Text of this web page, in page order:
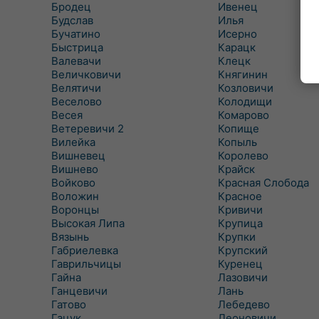
Бродец
Будслав
Бучатино
Быстрица
Валевачи
Величковичи
Велятичи
Веселово
Весея
Ветеревичи 2
Вилейка
Вишневец
Вишнево
Войково
Воложин
Воронцы
Высокая Липа
Вязынь
Габриелевка
Гаврильчицы
Гайна
Ганцевичи
Гатово
Ивенец
Илья
Исерно
Карацк
Клецк
Княгинин
Козловичи
Колодищи
Комарово
Копище
Копыль
Королево
Крайск
Красная Слобода
Красное
Кривичи
Крупица
Крупки
Крупский
Куренец
Лазовичи
Лань
Лебедево